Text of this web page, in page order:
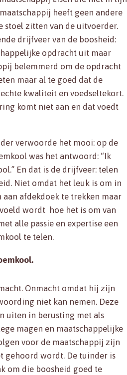
heeft geen andere
stoel zitten van de uitvoerder.
drijfveer van de boosheid:
opdracht uit maar
belemmerd om de opdracht
maar al te goed dat de
kwaliteit en voedseltekort.
komt niet aan en dat voedt
verwoorde het mooi: op de
was het antwoord: “Ik
En dat is de drijfveer: telen
Niet omdat het leuk is om in
afdekdoek te trekken maar
wordt hoe het is om van
alle passie en expertise een
te telen.
Onmacht omdat hij zijn
niet kan nemen. Deze
uiten in berusting met als
magen en maatschappelijke
voor de maatschappij zijn
gehoord wordt. De tuinder is
om die boosheid goed te